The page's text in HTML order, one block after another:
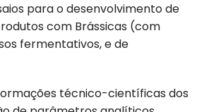
para o desenvolvimento de
com Brássicas (com
fermentativos, e de
técnico-científicas dos